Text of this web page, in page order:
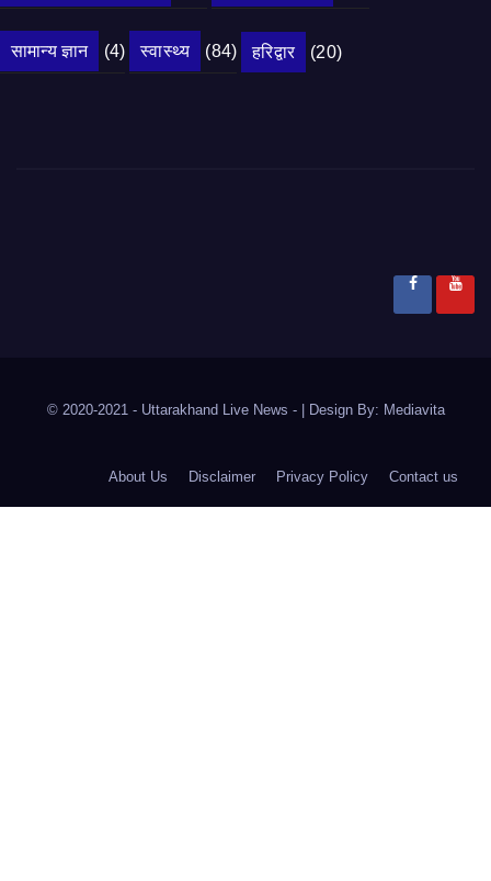
सामान्य ज्ञान (4) स्वास्थ्य (84) हरिद्वार (20)
© 2020-2021 - Uttarakhand Live News - | Design By: Mediavita
About Us Disclaimer Privacy Policy Contact us